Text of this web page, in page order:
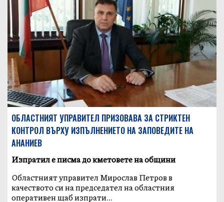
ОБЛАСТНИЯТ УПРАВИТЕЛ ПРИЗОВАВА ЗА СТРИКТЕН
КОНТРОЛ ВЪРХУ ИЗПЪЛНЕНИЕТО НА ЗАПОВЕДИТЕ НА
АНАНИЕВ
Изпратил е писма до кметовете на общини
Областният управител Мирослав Петров в
качеството си на председател на областния
оперативен щаб изпрати...